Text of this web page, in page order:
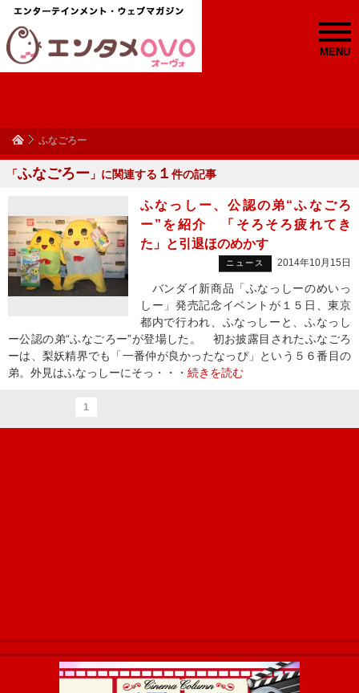
MENU
ふなごろー
「ふなごろー 」に関連する １ 件の記事
ふなっしー、公認の弟“ふなごろ
ー”を紹介 「そろそろ疲れてき
た」と引退ほのめかす
ニュース 2014年10月15日
バンダイ新商品「ふなっしーのめいっ
しー」発売記念イベントが１５日、東京
都内で行われ、ふなっしーと、ふなっし
ー公認の弟“ふなごろー”が登場した。 初お披露目されたふなごろ
ーは、梨妖精界でも「一番仲が良かったなっぴ」という５６番目の
弟。外見はふなっしーにそっ・・・ 続きを読む
1